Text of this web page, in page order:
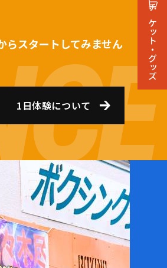
チケット・グッズ
らスタートしてみません
1日体験について